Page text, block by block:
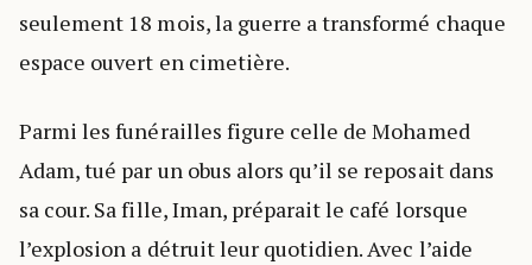
seulement 18 mois, la guerre a transformé chaque
espace ouvert en cimetière.
Parmi les funérailles figure celle de Mohamed
Adam, tué par un obus alors qu’il se reposait dans
sa cour. Sa fille, Iman, préparait le café lorsque
l’explosion a détruit leur quotidien. Avec l’aide